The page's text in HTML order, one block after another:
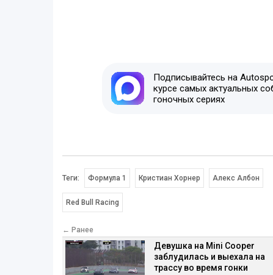
Подписывайтесь на
курсе самых актуальных
гоночных сериях
Теги: Формула 1 Кристиан Хорнер Алекс Албон
Red Bull Racing
← Ранее
Девушка на Mini Cooper
заблудилась и выехала на
трассу во время гонки